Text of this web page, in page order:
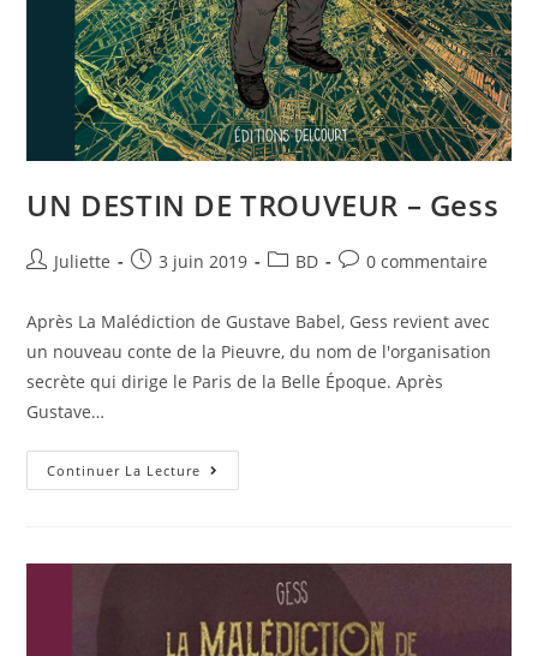
UN DESTIN DE TROUVEUR – Gess
Juliette 3 juin 2019 BD 0 commentaire
Après La Malédiction de Gustave Babel, Gess revient avec
un nouveau conte de la Pieuvre, du nom de l'organisation
secrète qui dirige le Paris de la Belle Époque. Après
Gustave…
Continuer La Lecture